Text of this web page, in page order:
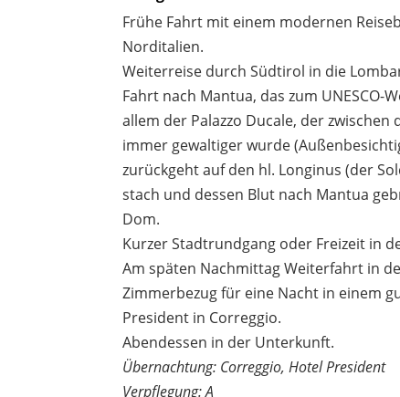
Frühe Fahrt mit einem modernen
Norditalien.
Weiterreise durch Südtirol in die
Fahrt nach Mantua, das zum
allem der Palazzo Ducale, der
immer gewaltiger wurde
zurückgeht auf den hl. Longinus (der
stach und dessen Blut nach Mantua
Dom.
Kurzer Stadtrundgang oder Freizeit in
Am späten Nachmittag Weiterfahrt in
Zimmerbezug für eine Nacht in einem
President in Correggio.
Abendessen in der Unterkunft.
Übernachtung: Correggio, Hotel President
Verpflegung: A